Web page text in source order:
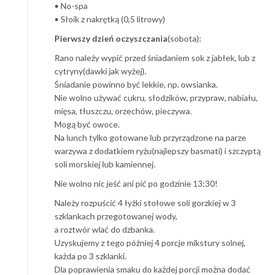
• No-spa
• Słoik z nakrętką (0,5 litrowy)
Pierwszy dzień oczyszczania(sobota):
Rano należy wypić przed śniadaniem sok z jabłek, lub z
cytryny(dawki jak wyżej).
Śniadanie powinno być lekkie, np. owsianka.
Nie wolno używać cukru, słodzików, przypraw, nabiału,
mięsa, tłuszczu, orzechów, pieczywa.
Mogą być owoce.
Na lunch tylko gotowane lub przyrządzone na parze
warzywa z dodatkiem ryżu(najlepszy basmati) i szczyptą
soli morskiej lub kamiennej.
Nie wolno nic jeść ani pić po godzinie 13:30!
Należy rozpuścić 4 łyżki stołowe soli gorzkiej w 3
szklankach przegotowanej wody,
a roztwór wlać do dzbanka.
Uzyskujemy z tego później 4 porcje mikstury solnej,
każda po 3 szklanki.
Dla poprawienia smaku do każdej porcji można dodać